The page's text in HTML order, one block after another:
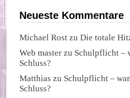
Neueste Kommentare
Michael Rost zuDie totale
Web master zu Schulpflicht –
Schluss?
Matthias zu Schulpflicht –
Schluss?